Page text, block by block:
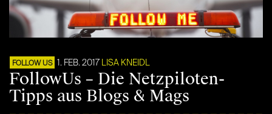
FOLLOW US 1. FEB. 2017 LISA KNEIDL
FollowUs – Die Netzpiloten-
Tipps aus Blogs & Mags